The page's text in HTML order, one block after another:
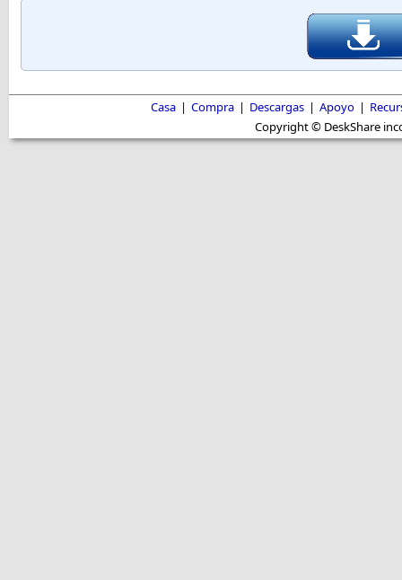
Casa | Compra | Descargas | Apoyo |
Copyright © DeskShare